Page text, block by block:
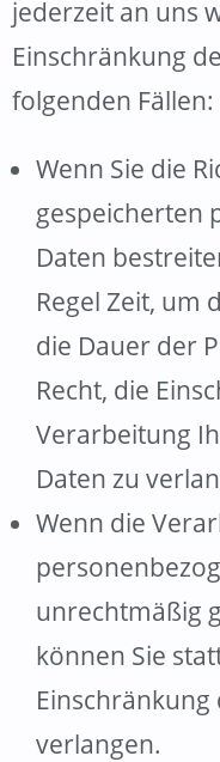
jederzeit an uns
Einschränkung
folgenden Fällen:
Wenn Sie die
gespeicherten
Daten
Regel Zeit, um
die Dauer der
Recht, die
Verarbeitung
Daten zu
Wenn die
unrechtmäßig
können Sie
verlangen.